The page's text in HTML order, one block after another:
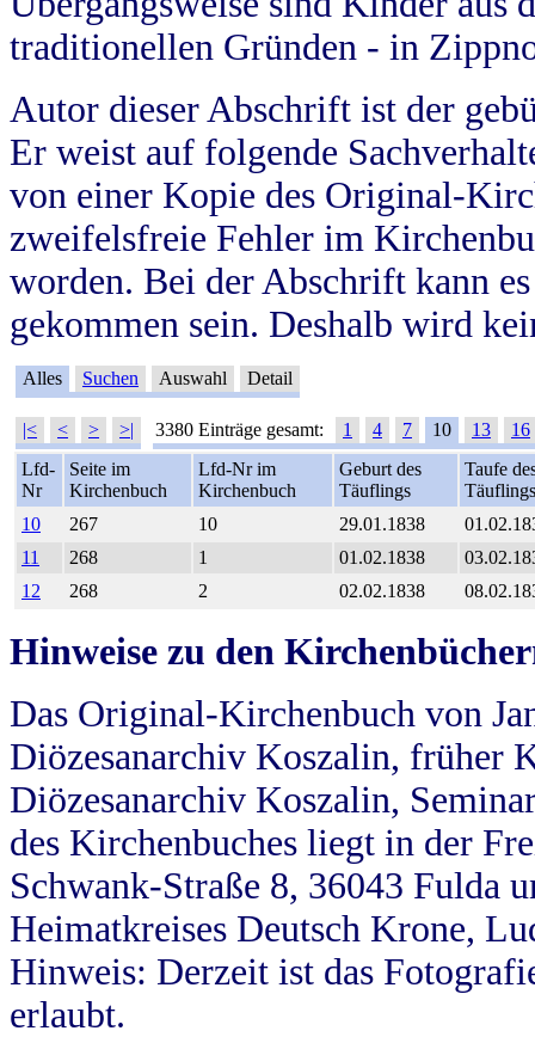
traditionellen Gründen - in
Autor dieser Abschrift ist der
Er weist auf folgende
von einer Kopie des Original-
zweifelsfreie Fehler im
worden. Bei der Abschrift kann
gekommen sein. Deshalb wird
Alles Suchen Auswahl Detail
|< < > >| 3380 Einträge gesamt: 1 4 7 10 13
16
Lfd-
Nr
Seite im
Kirchenbuch
Lfd-Nr im
Kirchenbuch
Geburt des
Täuflings
Taufe
Täuflings
10
267 10 29.01.1838
11
268 1 01.02.1838
12
268 2 02.02.1838
Hinweise zu den
Das Original-Kirchenbuch von
Diözesanarchiv Koszalin, früher
Diözesanarchiv Koszalin,
des Kirchenbuches liegt in der
Schwank-Straße 8, 36043 Fulda
Heimatkreises Deutsch Krone,
Hinweis: Derzeit ist das
erlaubt.